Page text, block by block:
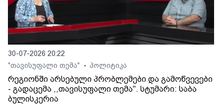
30-07-2026 20:22
"თავისუფალი თემა"
• პოლიტიკა
რეგიონში არსებული პრობლემები და გამოწვევები
- გადაცემა ,,თავისუფალი თემა". სტუმარი: საბა
ბულისკერია